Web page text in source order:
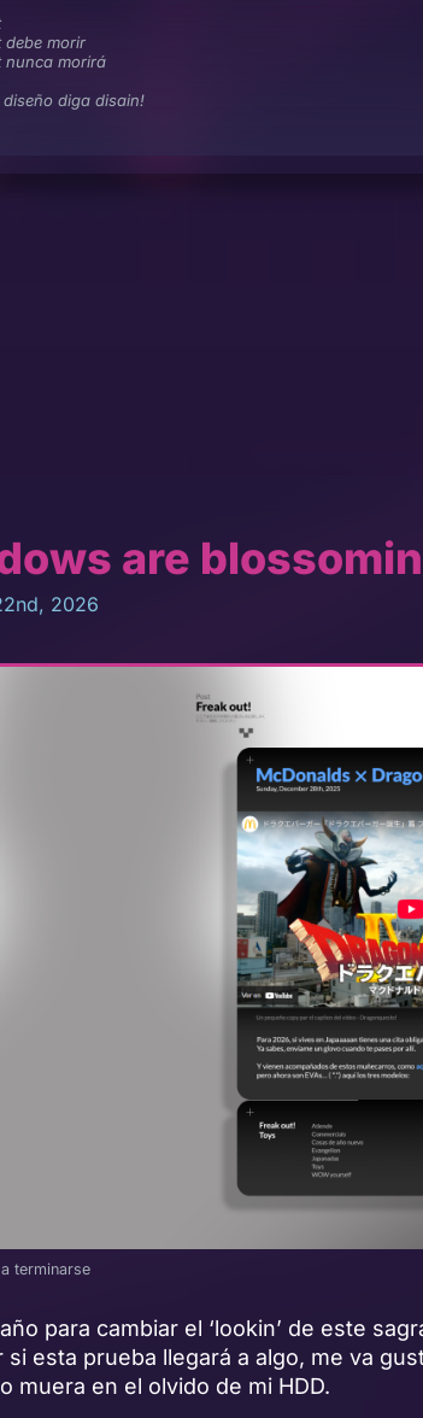
debe morir
nunca morirá
diga disain!
are
2026
terminarse
para cambiar el ‘lookin’ de este
esta prueba llegará a algo, me va
muera en el olvido de mi HDD.